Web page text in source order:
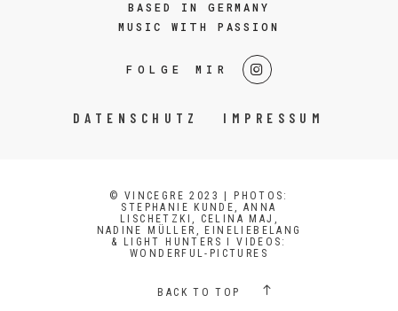
FOLGE MIR
BASED IN GERMANY
MUSIC WITH PASSION
DATENSCHUTZ IMPRESSUM
© VINCEGRE 2023 | PHOTOS:
STEPHANIE KUNDE, ANNA
LISCHETZKI, CELINA MAJ,
NADINE MÜLLER, EINELIEBELANG
& LIGHT HUNTERS I VIDEOS:
WONDERFUL-PICTURES
BACK TO TOP